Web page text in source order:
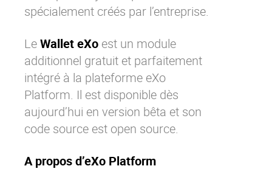
spécialement créés par l’entreprise.
LeWallet eXo est un module
additionnel gratuit et parfaitement
intégré à la plateforme eXo
Platform. Il est disponible dès
aujourd’hui en version bêta et son
code source est open source.
A propos d’eXo Platform